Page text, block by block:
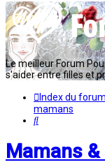
Le meilleur Forum
s'aider entre filles et
Index du forum
mamans
Rechercher
Mamans